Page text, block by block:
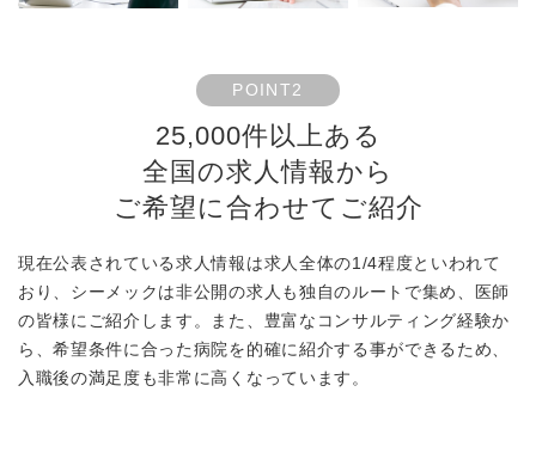
POINT2
25,000件以上ある
全国の求人情報から
ご希望に合わせてご紹介
現在公表されている求人情報は求人全体の1/4程度といわれて
おり、シーメックは非公開の求人も独自のルートで集め、医師
の皆様にご紹介します。また、豊富なコンサルティング経験か
ら、希望条件に合った病院を的確に紹介する事ができるため、
入職後の満足度も非常に高くなっています。